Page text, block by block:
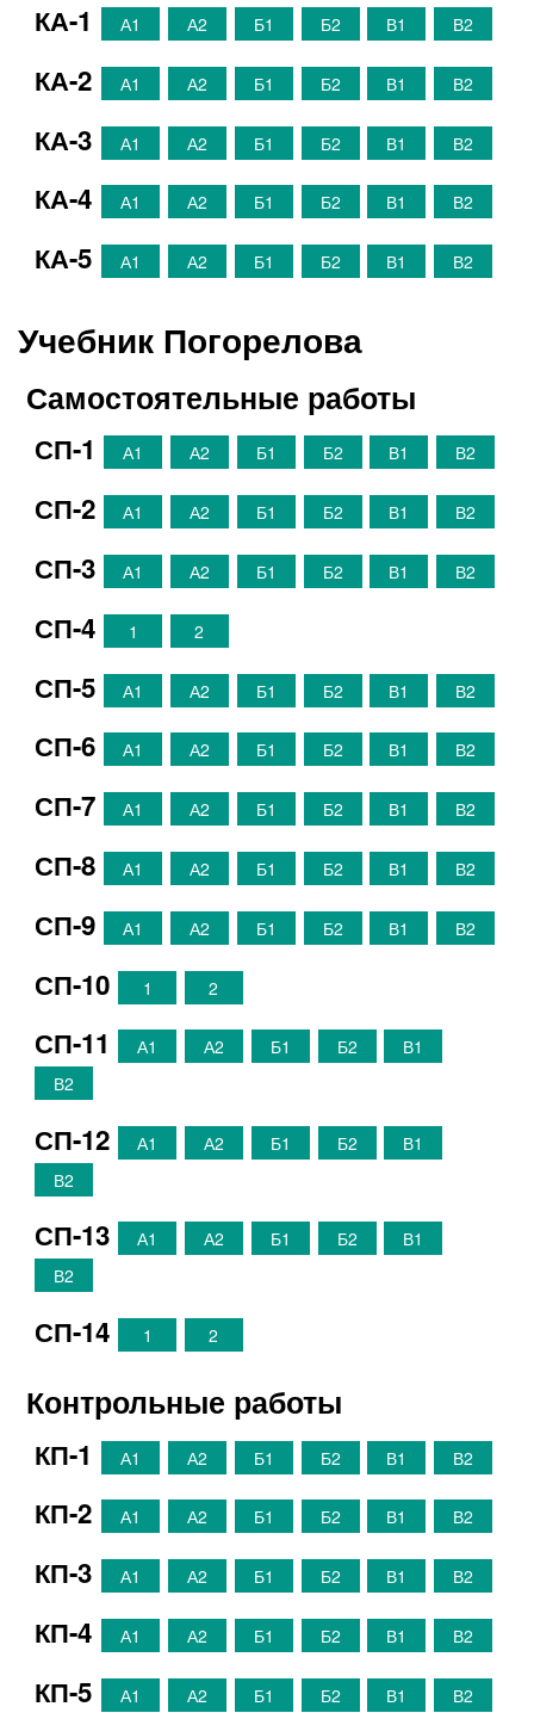
КА-1 А1 А2 Б1 Б2 В1 В2
КА-2 А1 А2 Б1 Б2 В1 В2
КА-3 А1 А2 Б1 Б2 В1 В2
КА-4 А1 А2 Б1 Б2 В1 В2
КА-5 А1 А2 Б1 Б2 В1 В2
Учебник Погорелова
Самостоятельные работы
СП-1 А1 А2 Б1 Б2 В1 В2
СП-2 А1 А2 Б1 Б2 В1 В2
СП-3 А1 А2 Б1 Б2 В1 В2
СП-4 1 2
СП-5 А1 А2 Б1 Б2 В1 В2
СП-6 А1 А2 Б1 Б2 В1 В2
СП-7 А1 А2 Б1 Б2 В1 В2
СП-8 А1 А2 Б1 Б2 В1 В2
СП-9 А1 А2 Б1 Б2 В1 В2
СП-10 1 2
СП-11 А1 А2 Б1 Б2
В1
В2
СП-12 А1 А2 Б1 Б2
В1
В2
СП-13 А1 А2 Б1 Б2
В1
В2
СП-14 1 2
Контрольные работы
КП-1 А1 А2 Б1 Б2 В1 В2
КП-2 А1 А2 Б1 Б2 В1 В2
КП-3 А1 А2 Б1 Б2 В1 В2
КП-4 А1 А2 Б1 Б2 В1 В2
КП-5 А1 А2 Б1 Б2 В1 В2